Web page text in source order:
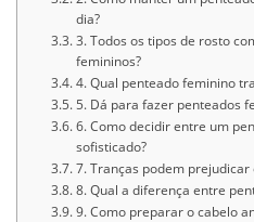
dia?
3. Todos os tipos de rosto
femininos?
4. Qual penteado feminino
5. Dá para fazer penteados
6. Como decidir entre um
sofisticado?
7. Tranças podem prejudicar
8. Qual a diferença entre
9. Como preparar o cabelo